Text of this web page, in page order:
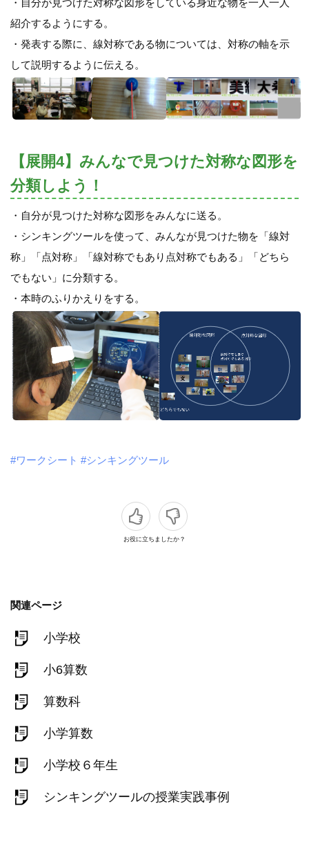
紹介するようにする。
・発表する際に、線対称である物については、対称の軸を示
して説明するように伝える。
【展開4】みんなで見つけた対称な図形を
分類しよう！
・自分が見つけた対称な図形をみんなに送る。
・シンキングツールを使って、みんなが見つけた物を「線対
称」「点対称」「線対称でもあり点対称でもある」「どちら
でもない」に分類する。
・本時のふりかえりをする。
#ワークシート #シンキングツール
お役に立ちましたか？
関連ページ
小学校
小6算数
算数科
小学算数
小学校６年生
シンキングツールの授業実践事例